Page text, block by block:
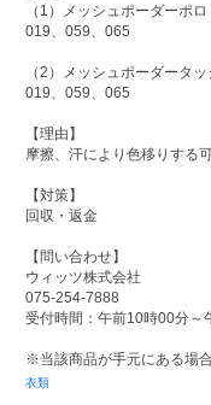
（1）メッシュポーダー
019、059、065
（2）メッシュポーダー
019、059、065
【理由】
摩擦、汗により色移りする
【対策】
回収・返金
【問い合わせ】
ウィッツ株式会社
075‐254‐7888
受付時間：午前10時00分～
※当該商品が手元にある場
衣類